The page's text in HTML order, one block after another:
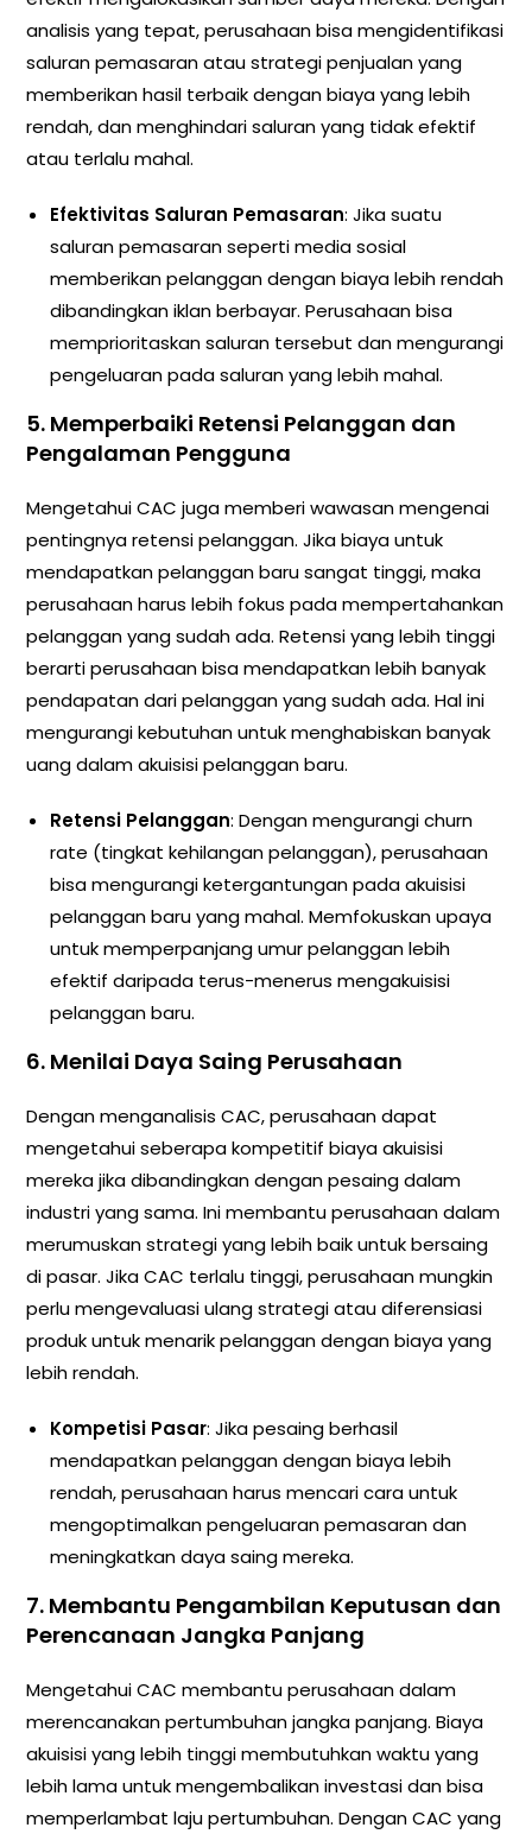
analisis yang tepat, perusahaan bisa mengidentifikasi
saluran pemasaran atau strategi penjualan yang
memberikan hasil terbaik dengan biaya yang lebih
rendah, dan menghindari saluran yang tidak efektif
atau terlalu mahal.
Efektivitas Saluran Pemasaran: Jika suatu
saluran pemasaran seperti media sosial
memberikan pelanggan dengan biaya lebih rendah
dibandingkan iklan berbayar. Perusahaan bisa
memprioritaskan saluran tersebut dan mengurangi
pengeluaran pada saluran yang lebih mahal.
5. Memperbaiki Retensi Pelanggan dan
Pengalaman Pengguna
Mengetahui CAC juga memberi wawasan mengenai
pentingnya retensi pelanggan. Jika biaya untuk
mendapatkan pelanggan baru sangat tinggi, maka
perusahaan harus lebih fokus pada mempertahankan
pelanggan yang sudah ada. Retensi yang lebih tinggi
berarti perusahaan bisa mendapatkan lebih banyak
pendapatan dari pelanggan yang sudah ada. Hal ini
mengurangi kebutuhan untuk menghabiskan banyak
uang dalam akuisisi pelanggan baru.
Retensi Pelanggan: Dengan mengurangi churn
rate (tingkat kehilangan pelanggan), perusahaan
bisa mengurangi ketergantungan pada akuisisi
pelanggan baru yang mahal. Memfokuskan upaya
untuk memperpanjang umur pelanggan lebih
efektif daripada terus-menerus mengakuisisi
pelanggan baru.
6. Menilai Daya Saing Perusahaan
Dengan menganalisis CAC, perusahaan dapat
mengetahui seberapa kompetitif biaya akuisisi
mereka jika dibandingkan dengan pesaing dalam
industri yang sama. Ini membantu perusahaan dalam
merumuskan strategi yang lebih baik untuk bersaing
di pasar. Jika CAC terlalu tinggi, perusahaan mungkin
perlu mengevaluasi ulang strategi atau diferensiasi
produk untuk menarik pelanggan dengan biaya yang
lebih rendah.
Kompetisi Pasar: Jika pesaing berhasil
mendapatkan pelanggan dengan biaya lebih
rendah, perusahaan harus mencari cara untuk
mengoptimalkan pengeluaran pemasaran dan
meningkatkan daya saing mereka.
7. Membantu Pengambilan Keputusan dan
Perencanaan Jangka Panjang
Mengetahui CAC membantu perusahaan dalam
merencanakan pertumbuhan jangka panjang. Biaya
akuisisi yang lebih tinggi membutuhkan waktu yang
lebih lama untuk mengembalikan investasi dan bisa
memperlambat laju pertumbuhan. Dengan CAC yang